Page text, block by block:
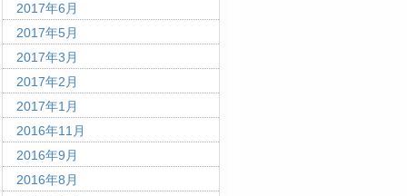
2017年6月
2017年5月
2017年3月
2017年2月
2017年1月
2016年11月
2016年9月
2016年8月